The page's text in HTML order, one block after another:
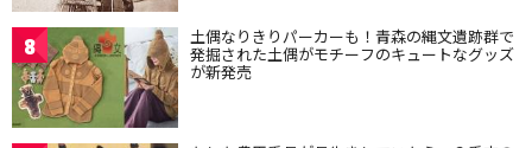
8 土偶なりきりパーカーも！青森の縄文遺跡群で
発掘された土偶がモチーフのキュートなグッズ
が新発売